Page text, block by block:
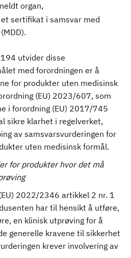
organ,
sertifikat i samsvar med
utvider disse
med forordningen er å
for produkter uten medisinsk
(EU) 2023/607, som
i forordning (EU) 2017/745
sikre klarhet i regelverket,
av samsvarsvurderingen for
uten medisinsk formål.
for produkter hvor det må
2022/2346 artikkel 2 nr. 1
har til hensikt å utføre,
en klinisk utprøving for å
generelle kravene til sikkerhet
krever involvering av